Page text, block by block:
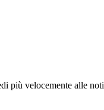
più velocemente alle